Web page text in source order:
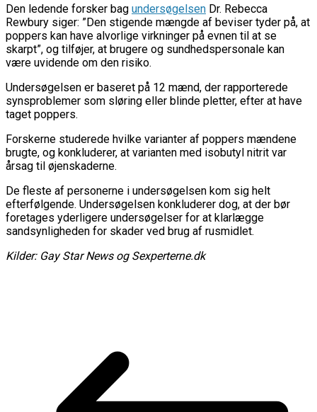
Den ledende forsker bag undersøgelsen Dr. Rebecca
Rewbury siger: ”Den stigende mængde af beviser tyder på, at
poppers kan have alvorlige virkninger på evnen til at se
skarpt”, og tilføjer, at brugere og sundhedspersonale kan
være uvidende om den risiko.
Undersøgelsen er baseret på 12 mænd, der rapporterede
synsproblemer som sløring eller blinde pletter, efter at have
taget poppers.
Forskerne studerede hvilke varianter af poppers mændene
brugte, og konkluderer, at varianten med isobutyl nitrit var
årsag til øjenskaderne.
De fleste af personerne i undersøgelsen kom sig helt
efterfølgende. Undersøgelsen konkluderer dog, at der bør
foretages yderligere undersøgelser for at klarlægge
sandsynligheden for skader ved brug af rusmidlet.
Kilder: Gay Star News og Sexperterne.dk